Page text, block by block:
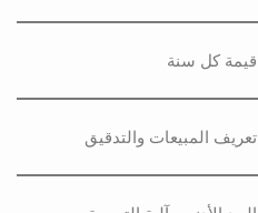
قيمة كل سنة
تعريف المبيعات والتدقيق